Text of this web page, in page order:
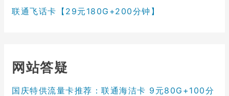
联通飞话卡【29元180G+200分钟】
网站答疑
国庆特供流量卡推荐：联通海洁卡 9元80G+100分